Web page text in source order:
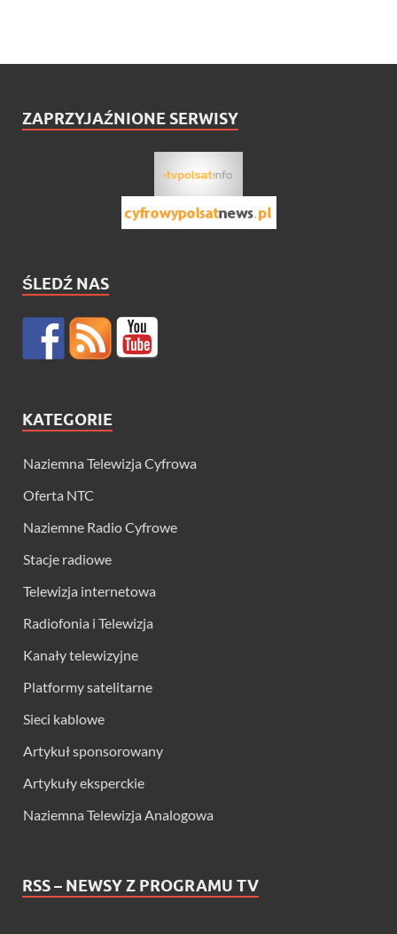
ZAPRZYJAŹNIONE SERWISY
ŚLEDŹ NAS
KATEGORIE
Naziemna Telewizja Cyfrowa
Oferta NTC
Naziemne Radio Cyfrowe
Stacje radiowe
Telewizja internetowa
Radiofonia i Telewizja
Kanały telewizyjne
Platformy satelitarne
Sieci kablowe
Artykuł sponsorowany
Artykuły eksperckie
Naziemna Telewizja Analogowa
RSS – NEWSY Z PROGRAMU TV